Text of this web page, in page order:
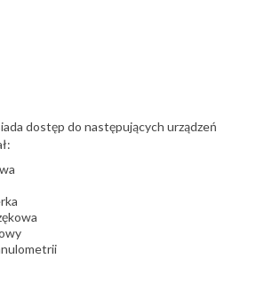
dostęp do następujących urządzeń